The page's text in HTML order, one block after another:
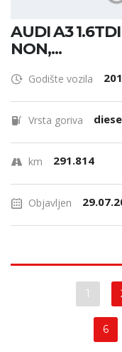
AUDI A3
NON,...
Godište vozila
Vrsta goriva
km 291.814
Objavljen
1
6